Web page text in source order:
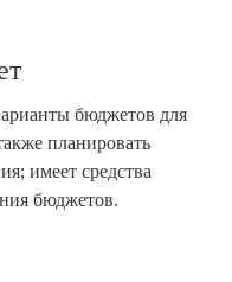
бюджетов для
планировать
имеет средства
бюджетов.